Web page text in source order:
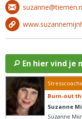
En hier vind je
Burn-out
Suzanne
Suzanne